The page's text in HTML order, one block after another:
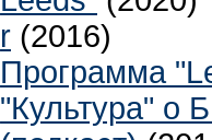
r (2016)
Программа
"Культура" о